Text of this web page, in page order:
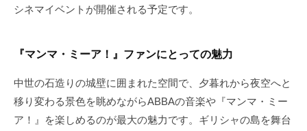
シネマイベントが開催される予定です。
『マンマ・ミーア！』ファンにとっての魅力
中世の石造りの城壁に囲まれた空間で、夕暮れから夜空へと
移り変わる景色を眺めながらABBAの音楽や『マンマ・ミー
ア！』を楽しめるのが最大の魅力です。ギリシャの島を舞台